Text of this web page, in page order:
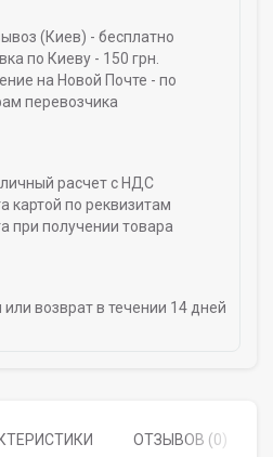
(Киев) - бесплатно
по Киеву - 150 грн.
на Новой Почте - по
перевозчика
расчет с НДС
картой по реквизитам
при получении товара
или возврат в течении 14 дней
ОТЗЫВОВ (0)